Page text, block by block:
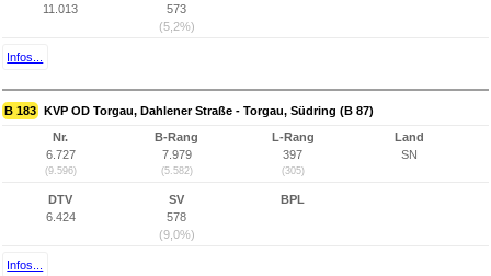
11.013
573
(5,2%)
Infos...
B 183 KVP OD Torgau, Dahlener Straße - Torgau, Südring (B 87)
Nr.
6.727
(9.596)
B-Rang
7.979
(5.582)
L-Rang
397
(305)
Land
SN
DTV
6.424
SV
578
(9,0%)
BPL
Infos...